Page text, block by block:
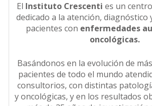
El Instituto Crescenti es un
dedicado a la atención,
pacientes con enfermedades
oncológicas.
Basándonos en la evolución de
pacientes de todo el mundo
consultorios, con distintas
y oncológicas, y en los resultados